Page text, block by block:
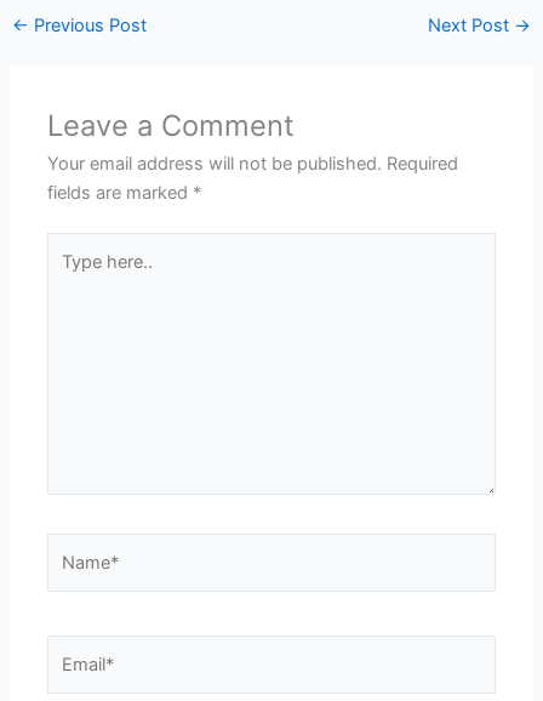
← Previous Post Next Post →
Leave a Comment
Your email address will not be published. Required
fields are marked *
here..